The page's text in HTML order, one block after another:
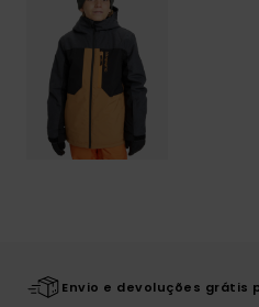
Envio e devoluções grátis